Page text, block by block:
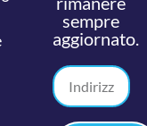
sempre
aggiornato.